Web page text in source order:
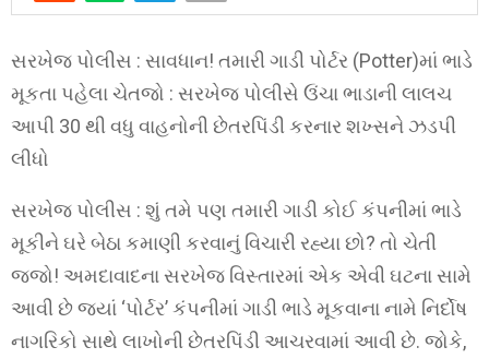
સરખેજ પોલીસ : સાવધાન! તમારી ગાડી પોર્ટર (Potter)માં ભાડે
મૂકતા પહેલા ચેતજો : સરખેજ પોલીસે ઉંચા ભાડાની લાલચ
આપી 30 થી વધુ વાહનોની છેતરપિંડી કરનાર શખ્સને ઝડપી
લીધો
સરખેજ પોલીસ : શું તમે પણ તમારી ગાડી કોઈ કંપનીમાં ભાડે
મૂકીને ઘરે બેઠા કમાણી કરવાનું વિચારી રહ્યા છો? તો ચેતી
જજો! અમદાવાદના સરખેજ વિસ્તારમાં એક એવી ઘટના સામે
આવી છે જ્યાં ‘પોર્ટર’ કંપનીમાં ગાડી ભાડે મૂકવાના નામે નિર્દોષ
નાગરિકો સાથે લાખોની છેતરપિંડી આચરવામાં આવી છે. જોકે,